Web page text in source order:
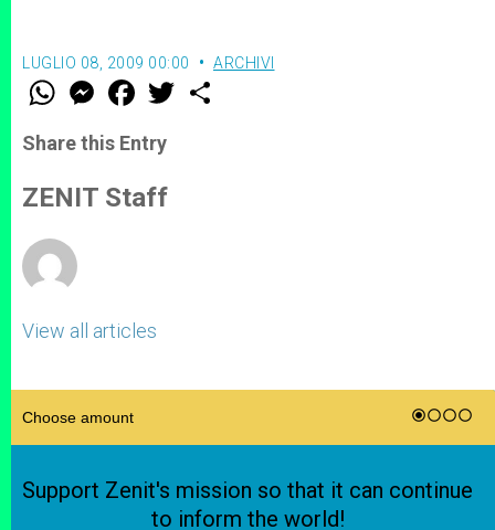
LUGLIO 08, 2009 00:00 ARCHIVI
W
t
s
p
p
M
e
s
e
g
e
F
a
e
b
o
k
w
Share this Entry
ZENIT Staff
View all articles